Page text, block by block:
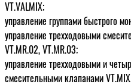
VT.VALMIX;
управление группами быстрого
управление трехходовыми
VT.MR.02, VT.MR.03;
управление трехходовыми и
смесительными клапанами